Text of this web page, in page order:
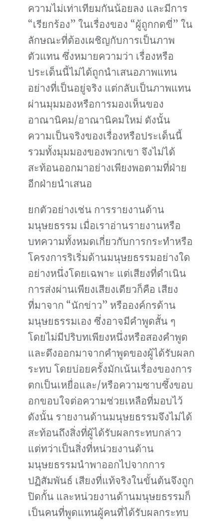
ความไม่เท่าเทียมกันน้อยลง และมีการ
“เรียกร้อง” ในเรื่องของ “ผู้ถูกกดขี่” ใน
ลักษณะที่ต้องเผชิญกับการเป็นภาพ
ตัวแทน ซึ่งหมายความว่า เรื่องหรือ
ประเด็นนี้ไม่ได้ถูกนำเสนอภาพแทน
อย่างที่เป็นอยู่จริง แต่กลับเป็นภาพแทน
ผ่านมุมมองหรือการมองเห็นของ
อาณานิคม/อาณานิคมใหม่ ดังนั้น
ความเป็นจริงของเรื่องหรือประเด็นนี้
รวมทั้งมุมมองของพวกเขา จึงไม่ได้
สะท้อนออกมาอย่างเพียงพอตามที่ฝ่าย
อีกฝ่ายนำเสนอ
ยกตัวอย่างเช่น การรายงานด้าน
มนุษยธรรม เมื่อเราอ่านรายงานหรือ
บทความทั้งหมดเกี่ยวกับการกระทำหรือ
โครงการริเริ่มด้านมนุษยธรรมอย่างใด
อย่างหนึ่งโดยเฉพาะ แต่เสียงที่ดำเนิน
การส่งผ่านเพียงเสียงเดียวก็คือ เสียง
ที่มาจาก “นักข่าว” หรือองค์กรด้าน
มนุษยธรรมเอง ซึ่งอาจมีคำพูดสั้น ๆ
โดยไม่มีปริบทเพียงหนึ่งหรือสองคำพูด
และดึงออกมาจากคำพูดของผู้ได้รับผลก
ระทบ โดยบ่อยครั้งมักเน้นเรื่องของการ
ตกเป็นเหยื่อและ/หรือความซาบซึ้งขอบ
อกขอบใจต่อความช่วยเหลือที่มอบไว้
ดังนั้น รายงานด้านมนุษยธรรมจึงไม่ได้
สะท้อนถึงสิ่งที่ผู้ได้รับผลกระทบกล่าว
แต่ทว่าเป็นสิ่งที่หน่วยงานด้าน
มนุษยธรรมนำพาออกไปจากการ
ปฏิสัมพันธ์ เสียงที่แท้จริงในขั้นต้นจึงถูก
ปิดกั้น และหน่วยงานด้านมนุษยธรรมก็
เป็นคนที่พูดแทนผู้คนที่ได้รับผลกระทบ